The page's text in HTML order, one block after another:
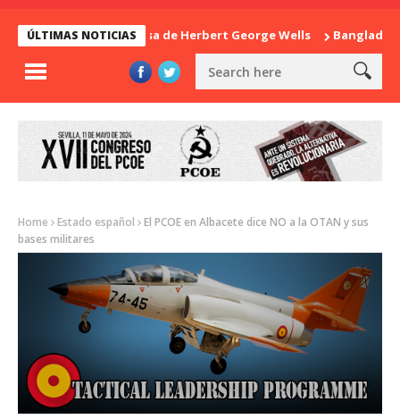
ÚLTIMAS NOTICIAS
La sorpresa de Herbert George Wells Bangladesh:
Home Estado español
El PCOE en Albacete dice NO a la OTAN y sus
bases militares